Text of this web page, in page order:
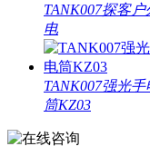
TANK007探客
电
TANK007强光
筒KZ03